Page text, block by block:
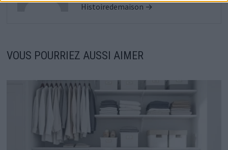
Histoiredemaison →
VOUS POURRIEZ AUSSI AIMER